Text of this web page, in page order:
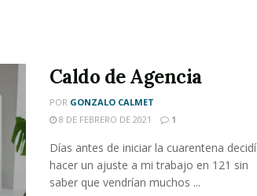
Caldo de Agencia
POR GONZALO CALMET
8 DE FEBRERO DE 2021
1
Días antes de iniciar la cuarentena decidí
hacer un ajuste a mi trabajo en 121 sin
saber que vendrían muchos ...